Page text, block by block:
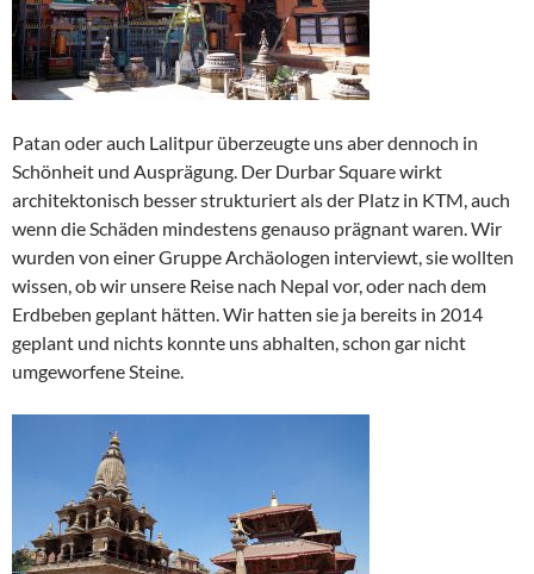
Patan oder auch Lalitpur überzeugte uns aber dennoch in
Schönheit und Ausprägung. Der Durbar Square wirkt
architektonisch besser strukturiert als der Platz in KTM, auch
wenn die Schäden mindestens genauso prägnant waren. Wir
wurden von einer Gruppe Archäologen interviewt, sie wollten
wissen, ob wir unsere Reise nach Nepal vor, oder nach dem
Erdbeben geplant hätten. Wir hatten sie ja bereits in 2014
geplant und nichts konnte uns abhalten, schon gar nicht
umgeworfene Steine.